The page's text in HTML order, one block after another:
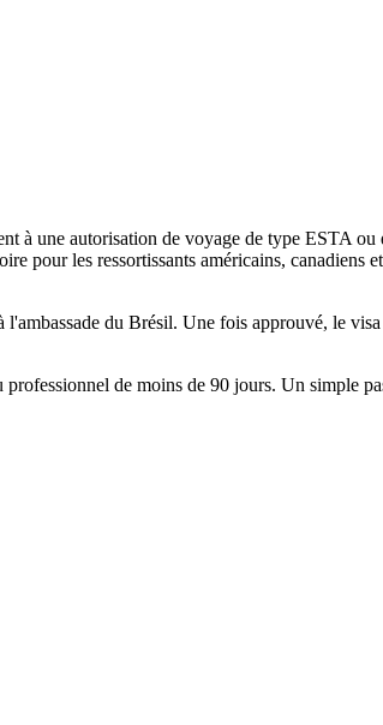
à une autorisation de voyage de type ESTA
pour les ressortissants américains, canadiens
l'ambassade du Brésil. Une fois approuvé, le
de moins de 90 jours. Un simple